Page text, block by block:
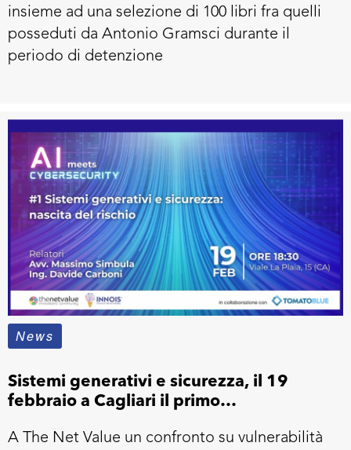
insieme ad una selezione di 100 libri fra quelli
posseduti da Antonio Gramsci durante il
periodo di detenzione
News
Sistemi generativi e sicurezza, il 19
febbraio a Cagliari il primo
Cybersecurity
A The Net Value un confronto su vulnerabilità